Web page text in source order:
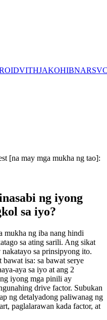
IDVITHJAKOHIBNARSV
[na may mga mukha ng tao]:
ng iyong
sa iyo?
mukha ng iba nang hindi
sa ating sarili. Ang sikat
sa prinsipyong ito.
isa: sa bawat serye
aya sa iyo at ang 2
iyong mga pinili ay
drive factor. Subukan
ng detalyadong paliwanag ng
paglalarawan kada factor, at